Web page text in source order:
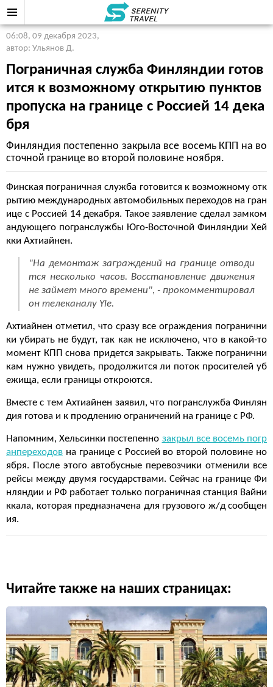
06:08, 09 декабря 2023,
автор: Ульянов Д.
Пограничная служба Финляндии готов
ится к возможному открытию пунктов
пропуска на границе с Россией 14 дека
бря
Финляндия постепенно закрыла все восемь КПП на во
сточной границе во второй половине ноября.
Финская пограничная служба готовится к возможному отк
рытию международных автомобильных переходов на гран
ице с Россией 14 декабря. Такое заявление сделал замком
андующего погранслужбы Юго-Восточной Финляндии Хей
кки Ахтиайнен.
"На демонтаж заграждений на границе отводи
тся несколько часов. Восстановление движения
не займет много времени", - прокомментировал
он телеканалу Yle.
Ахтиайнен отметил, что сразу все ограждения погранични
ки убирать не будут, так как не исключено, что в какой-то
момент КПП снова придется закрывать. Также погранични
кам нужно увидеть, продолжится ли поток просителей уб
ежища, если границы откроются.
Вместе с тем Ахтиайнен заявил, что погранслужба Финлян
дия готова и к продлению ограничений на границе с РФ.
Напомним, Хельсинки постепенно закрыл все восемь погр
анпереходов на границе с Россией во второй половине но
ября. После этого автобусные перевозчики отменили все
рейсы между двумя государствами. Сейчас на границе Фи
нляндии и РФ работает только пограничная станция Вайни
ккала, которая предназначена для грузового ж/д сообщен
ия.
Читайте также на наших страницах: